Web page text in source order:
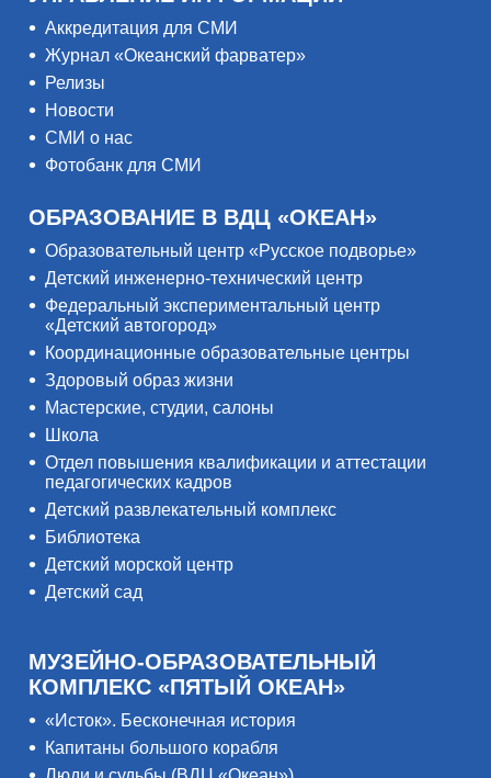
Аккредитация для СМИ
Журнал «Океанский фарватер»
Релизы
Новости
СМИ о нас
Фотобанк для СМИ
ОБРАЗОВАНИЕ В ВДЦ «ОКЕАН»
Образовательный центр «Русское подворье»
Детский инженерно-технический центр
Федеральный экспериментальный центр
«Детский автогород»
Координационные образовательные центры
Здоровый образ жизни
Мастерские, студии, салоны
Школа
Отдел повышения квалификации и аттестации
педагогических кадров
Детский развлекательный комплекс
Библиотека
Детский морской центр
Детский сад
МУЗЕЙНО-ОБРАЗОВАТЕЛЬНЫЙ
КОМПЛЕКС «ПЯТЫЙ ОКЕАН»
«Исток». Бесконечная история
Капитаны большого корабля